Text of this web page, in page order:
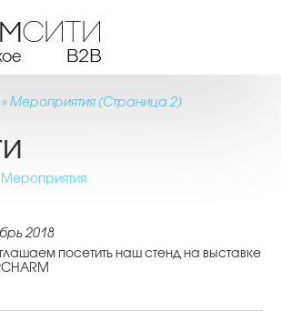
»Мероприятия(Страница 2)
Мероприятия
2018
посетить наш стенд на выставке